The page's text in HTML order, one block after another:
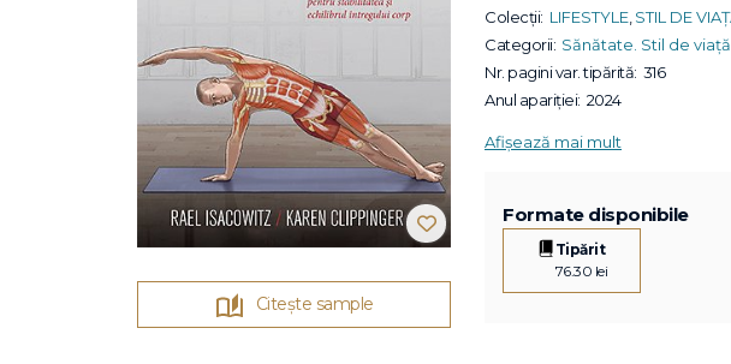
Citește sample
Colecții: LIFESTYLE, STIL DE
Categorii: Sănătate. Stil de viață
Nr. pagini var. tipărită: 316
Anul apariției: 2024
Afișează mai mult
Formate disponibile
Tipărit
76.30 lei